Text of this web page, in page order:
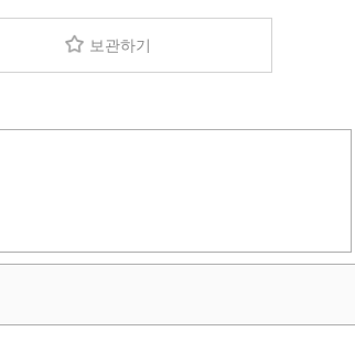
보관하기